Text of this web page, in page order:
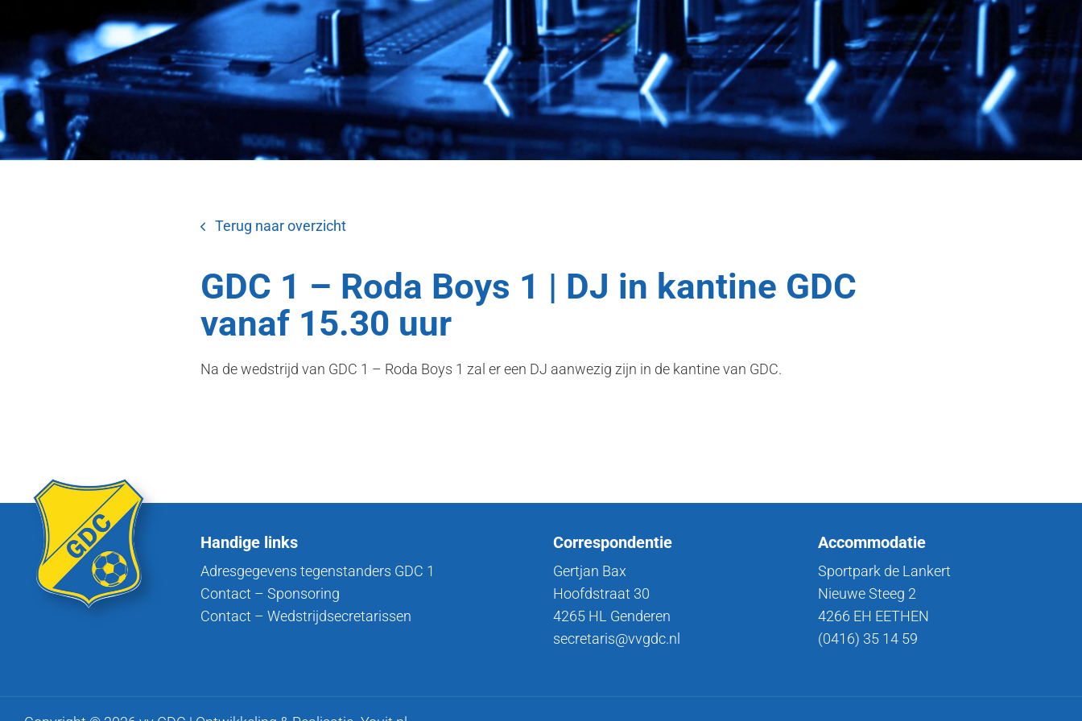
Terug naar overzicht
GDC 1 – Roda Boys 1 | DJ in kantine GDC
vanaf 15.30 uur
Na de wedstrijd van GDC 1 – Roda Boys 1 zal er een DJ aanwezig zijn in de kantine van GDC.
Handige links
Adresgegevens tegenstanders GDC 1
Contact – Sponsoring
Contact – Wedstrijdsecretarissen
Correspondentie
Gertjan Bax
Hoofdstraat 30
4265 HL Genderen
secretaris@vvgdc.nl
Accommodatie
Sportpark de Lankert
Nieuwe Steeg 2
4266 EH EETHEN
(0416) 35 14 59